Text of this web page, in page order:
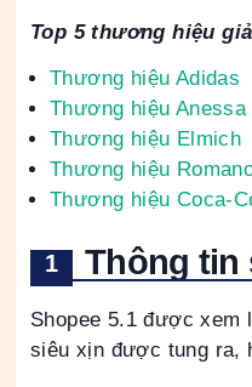
Top 5 thương hiệu
Thương hiệu Adidas
Thương hiệu Anessa
Thương hiệu Elmich
Thương hiệu
Thương hiệu Coca-
Thông tin
Shopee 5.1 được xem
siêu xịn được tung ra,